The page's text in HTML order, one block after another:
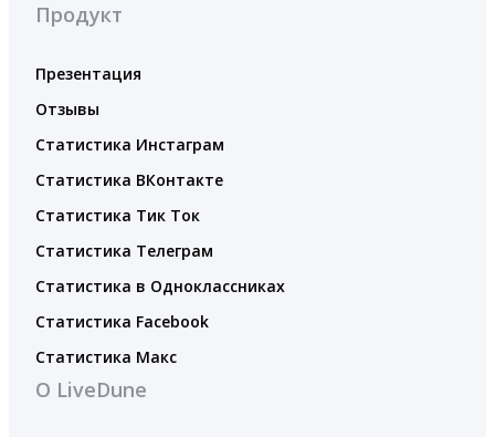
Продукт
Презентация
Отзывы
Статистика Инстаграм
Статистика ВКонтакте
Статистика Тик Ток
Статистика Телеграм
Статистика в Одноклассниках
Статистика Facebook
Статистика Макс
О LiveDune